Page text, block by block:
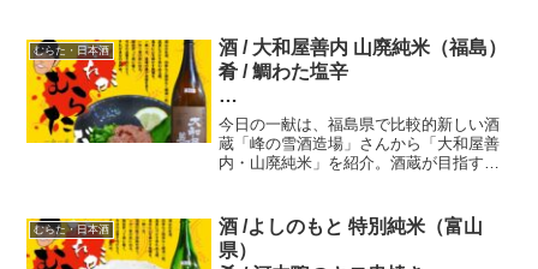
特別純米酒、肴 / 本マグロお造り。大阪
下町の名酒場を紹介しています。
むらた・日本酒
酒 / 大和屋善内 山廃純米（福島）
肴 / 鯛わた塩辛
六八献目 おれが むらた だ！
一合一肴
今日の一献は、福島県で比較的新しい酒
蔵「峰の雪酒造場」さんから「大和屋善
内・山廃純米」を紹介。酒蔵が目指すお
ますね。山廃純米ビギナーにはいいお酒
ですよ！
むらた・日本酒
酒 /よしのもと 特別純米（富山
県）